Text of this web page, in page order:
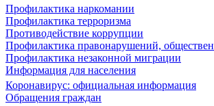
Профилактика наркомании
Профилактика терроризма
Противодействие коррупции
Профилактика правонарушений,
Профилактика незаконной миграции
Информация для населения
Коронавирус: официальная информация
Обращения граждан